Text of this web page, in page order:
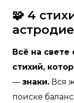
🧩 4
Всё на свете
стихий,
— знаки. Вся
поиске